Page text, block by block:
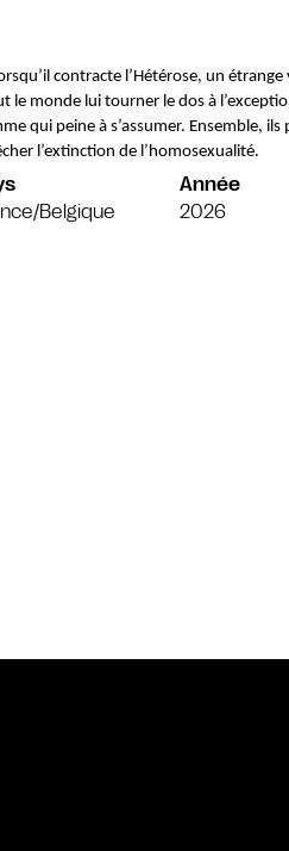
contracte l’Hétérose, un étrange
monde lui tourner le dos à
qui peine à s’assumer. Ensemble, ils
l’extinction de l’homosexualité.
Belgique
Année
2026